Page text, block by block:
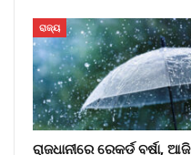
ରାଜ୍ୟ
ରାଜଧାନୀରେ ରେକର୍ଡ ବର୍ଷା, ଆଜି